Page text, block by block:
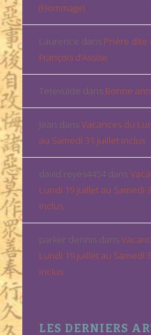
(Hommage)
Laurence dans Prière dite
François d’Assise
Tetevuide dans Bonne
Jean dansVacances du
au Samedi 31 juillet inclus
david.reyes4454 dans
Lundi 19 juillet au Samedi
inclus
parker dennis dans
Lundi 19 juillet au Samedi
inclus
LES DERNIERS